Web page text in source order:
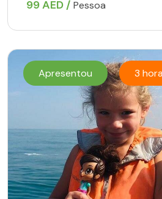
99 AED / Pessoa
Apresentou 3